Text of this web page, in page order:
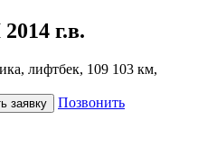
2014 г.в.
лифтбек, 109 103 км,
заявку
Позвонить